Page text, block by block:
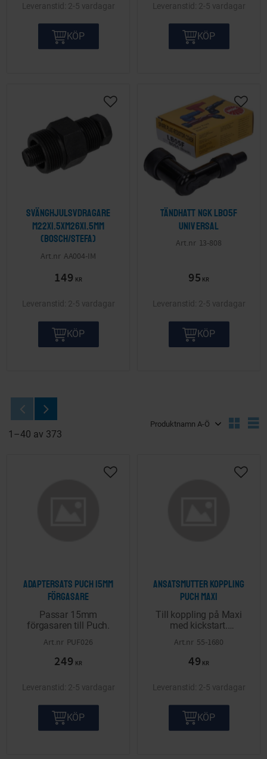
2-5 vardagar
KÖP
2-5 vardagar
KÖP
Svänghjulsvdragare
M22x1.5xM26x1.5mm
(Bosch/Stefa)
AA004-IM
149 KR
2-5 vardagar
KÖP
Tändhatt NGK LB05F
Universal
13-808
95 KR
2-5 vardagar
KÖP
1–40 av 373
Adaptersats Puch 15mm
förgasare
Passar 15mm
förgasaren till Puch.
PUF026
249 KR
Lägg till i önskelista
2-5 vardagar
KÖP
Ansatsmutter koppling
Puch Maxi
Till koppling på Maxi
med kickstart.
M10x1mm.
55-1680
49 KR
Lägg
2-5 vardagar
KÖP